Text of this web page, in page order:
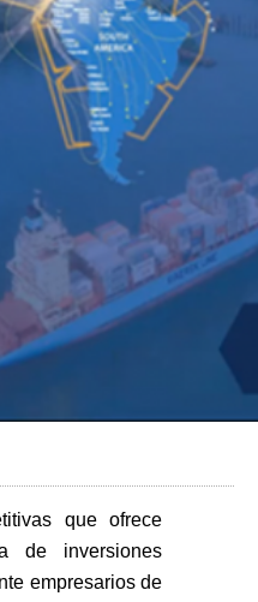
que ofrece
de inversiones
empresarios de